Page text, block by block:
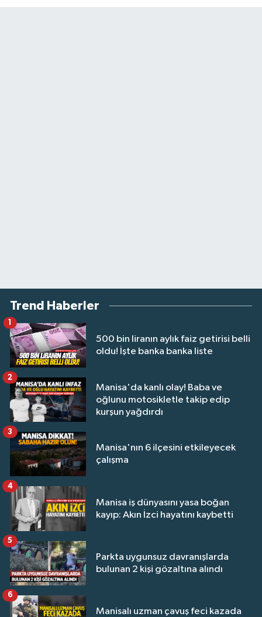
Trend Haberler
500 bin liranın aylık faiz getirisi belli
oldu! İşte banka banka liste
1
Manisa'da kanlı olay! Baba ve
oğlunu motosikletle takip edip
kurşun yağdırdı
2
Manisa'nın 6 ilçesini etkileyecek
çalışma
3
Manisa iş dünyasını yasa boğan
kayıp: Akın İzci hayatını kaybetti
4
Parkta uygunsuz davranışlarda
bulunan 2 kişi gözaltına alındı
5
Manisalı uzman çavuş feci kazada
6